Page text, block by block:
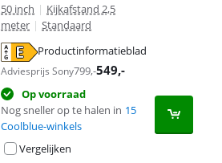
50 inch | Kijkafstand 2,5
meter | Standaard
Productinformatieblad
Adviesprijs Sony799,-549,-
Op voorraad
Nog sneller op te halen in 15
Coolblue-winkels
Vergelijken